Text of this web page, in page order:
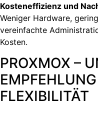
Kosteneffizienz und
Weniger Hardware,
vereinfachte
Kosten.
PROXMOX –
FLEXIBILITÄT